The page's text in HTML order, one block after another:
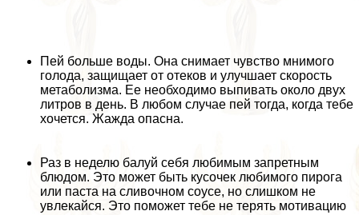
Пей больше воды. Она снимает чувство мнимого
голода, защищает от отеков и улучшает скорость
метаболизма. Ее необходимо выпивать около двух
литров в день. В любом случае пей тогда, когда тебе
хочется. Жажда опасна.
Раз в неделю балуй себя любимым запретным
блюдом. Это может быть кусочек любимого пирога
или паста на сливочном соусе, но слишком не
увлекайся. Это поможет тебе не терять мотивацию